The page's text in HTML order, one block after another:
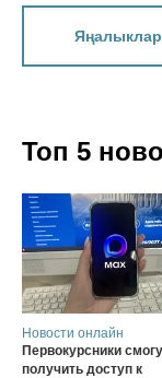
Яңалыклар
Топ 5
Новости онлайн
Первокурсники
получить доступ к